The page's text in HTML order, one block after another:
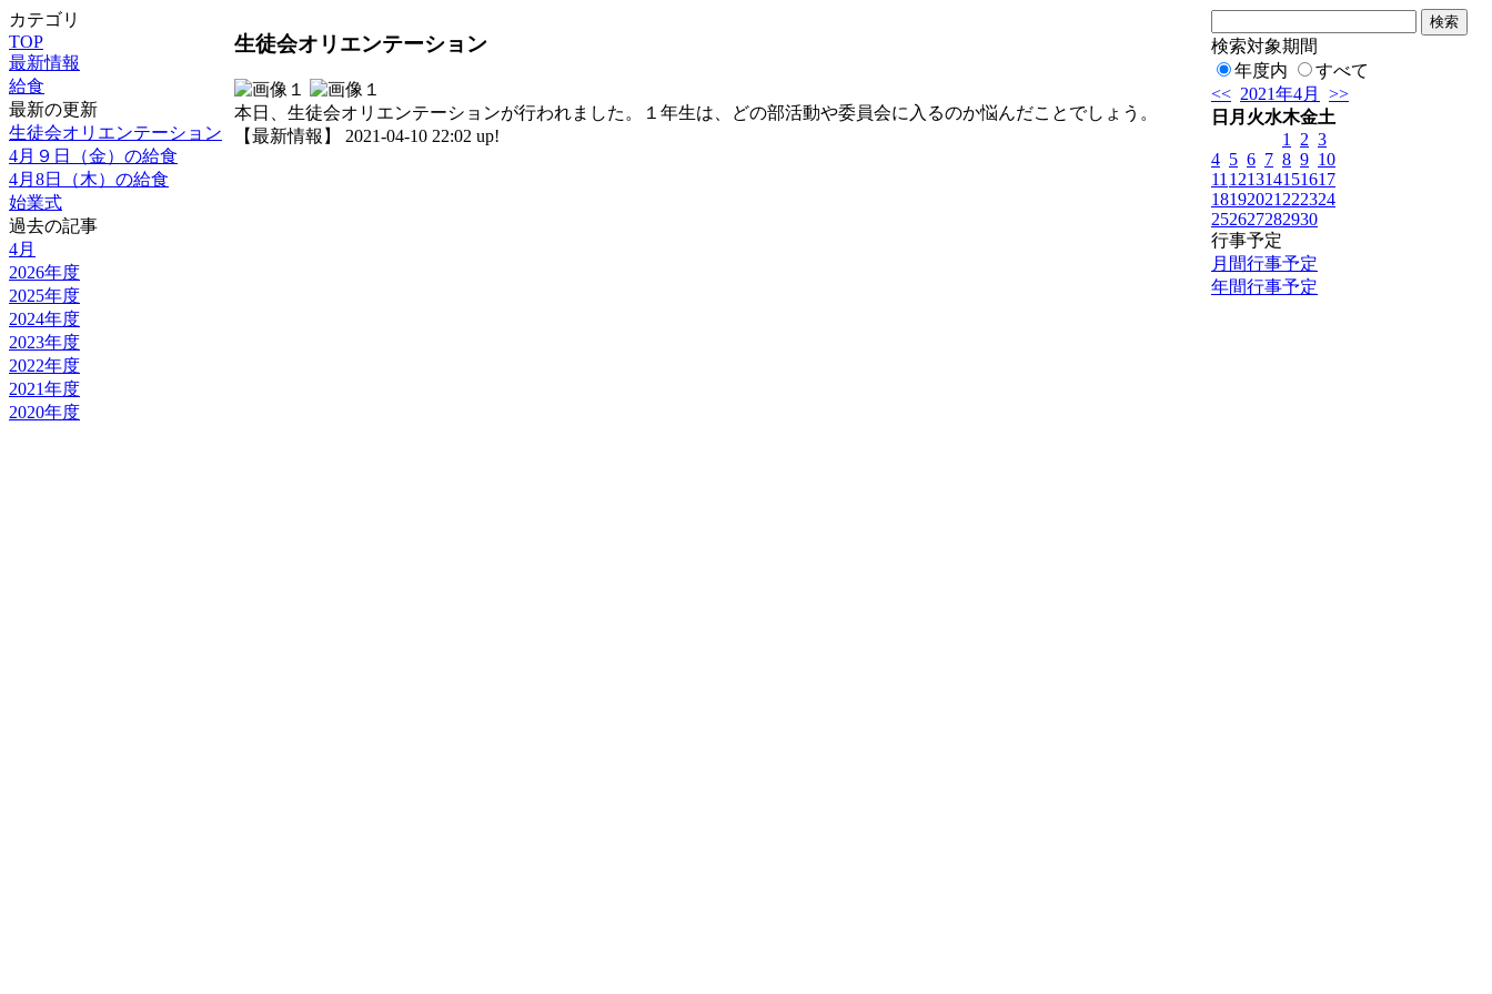
カテゴリ
TOP
最新情報
給食
最新の更新
生徒会オリエンテーション
4月９日（金）の給食
4月8日（木）の給食
始業式
過去の記事
4月
2026年度
2025年度
2024年度
2023年度
2022年度
2021年度
2020年度
生徒会オリエンテーション
本日、生徒会オリエンテーションが行われました。１年生は、どの部活動や委員会に入るのか悩んだことでしょう。
【最新情報】 2021-04-10 22:02 up!
検索対象期間
年度内
すべて
<< 2021年4月
>>
日 月 火水木金土
1
2 3
4 5 6 7 8 9 10
11 121314151617
18192021 222324
252627282930
行事予定
月間行事予定
年間行事予定